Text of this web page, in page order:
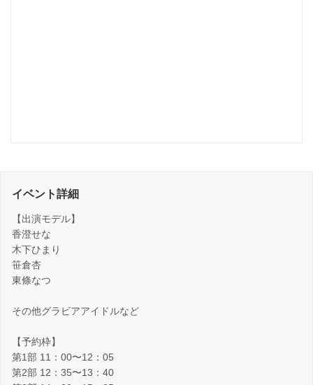
イベント詳細
【出演モデル】
香澄せな
木下ひまり
笹倉杏
東條なつ
その他グラビアアイドルなど
【予約枠】
第1部 11：00〜12：05
第2部 12：35〜13：40